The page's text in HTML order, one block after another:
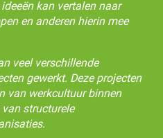
kan vertalen naar
en anderen hierin mee
veel verschillende
gewerkt. Deze projecten
van werkcultuur binnen
structurele